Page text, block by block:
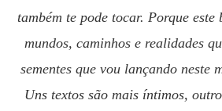
também te pode tocar. Porque este
mundos, caminhos e realidades
sementes que vou lançando neste
Uns textos são mais íntimos,